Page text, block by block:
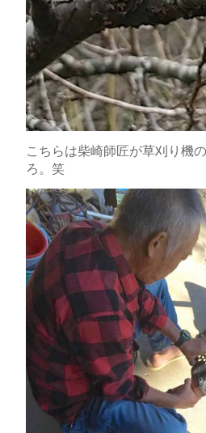
こちらは柴崎師匠が草刈り機
ろ。笑